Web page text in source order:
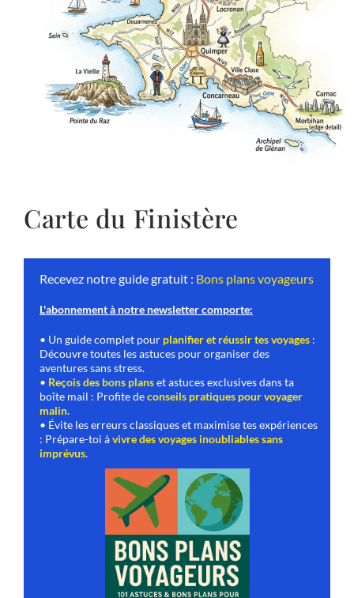
Carte du Finistère